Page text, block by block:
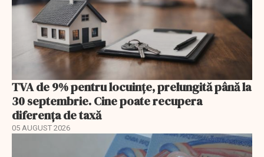
TVA de 9% pentru locuințe, prelungită până la
30 septembrie. Cine poate recupera
diferența de taxă
05 AUGUST 2026